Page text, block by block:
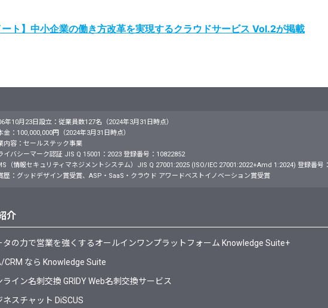
ト】中小企業の働き方改革を実現するクラウドサービス Vol.2が掲載
年10月23日設立：従業員数127名（2024年3月31日時点）
金：100,000,000円（2024年3月31日時点）
内容：セールステック事業
イバシーマーク認証 JIS Q 15001：2023 登録番号：10822852
（情報セキュリティマネジメントシステム）JIS Q 27001:2025 (ISO/IEC 27001:2022+Amd 1:2024) 登録番号
歴：グッドデザイン賞受賞、ASP・SaaS・クラウド アワードベストイノベーション賞受賞
介
タの力で営業を強くするオールインワンプラットフォーム Knowledge Suite+
CRM なら Knowledge Suite
ライン名刺交換 GRIDY Web名刺交換サービス
ネスチャット DiSCUS